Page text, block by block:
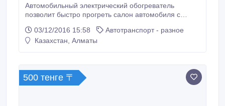
Автомобильный электрический обогреватель
позволит быстро прогреть салон автомобиля с
рассчитан на работу от постоянного напряжения 12
В. в автомобилях грузовиках автобусах там, где есть
обогреватель мод.
03/12/2016 15:58
Автотранспорт - разное
Казахстан, Алматы
500 тенге 〒